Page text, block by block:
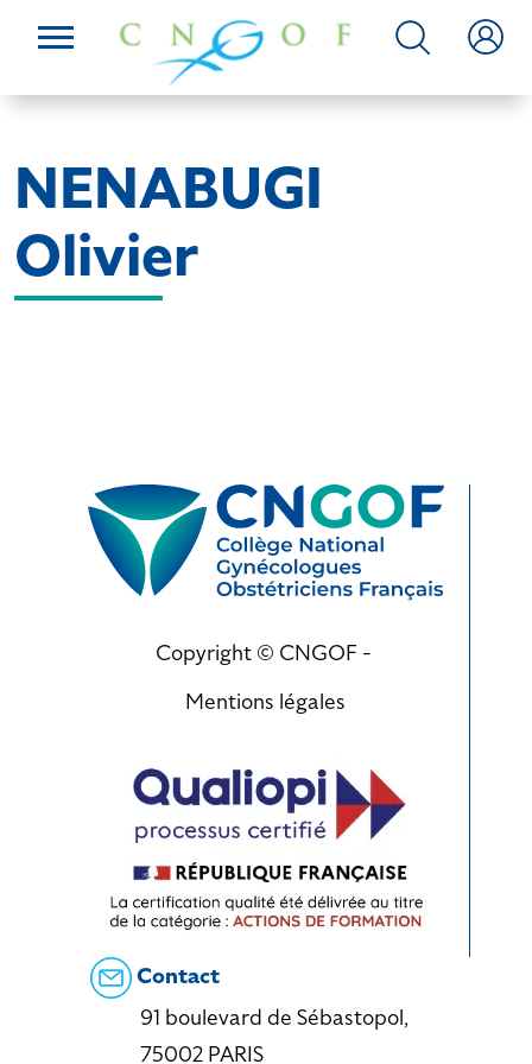
NENABUGI
Olivier
Copyright © CNGOF -
Mentions légales
Contact
91 boulevard de Sébastopol,
75002 PARIS